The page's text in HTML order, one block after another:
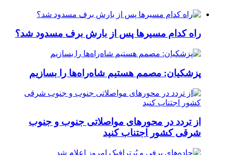
راه کدام مسیرها پس از بارش برف مسدود شد؟
پزشکیان: مصمم هستیم شاه‌راه‌ها را بسازیم
از تردد در محورهای مواصلاتی جنوب و جنوب
شرقی کشور اجتناب کنید